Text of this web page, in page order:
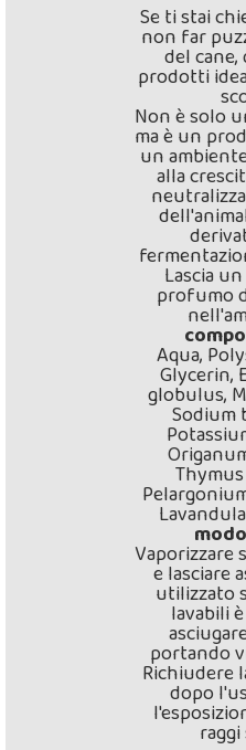
Se ti stai
non far
del
prodotti
Non è solo
ma è un
un
alla
Lascia
profumo
Aqua,
Glycerin,
globulus,
Sodium
Vaporizzare
e lasciare
utilizzato
lavabili
portando
Richiudere
dopo